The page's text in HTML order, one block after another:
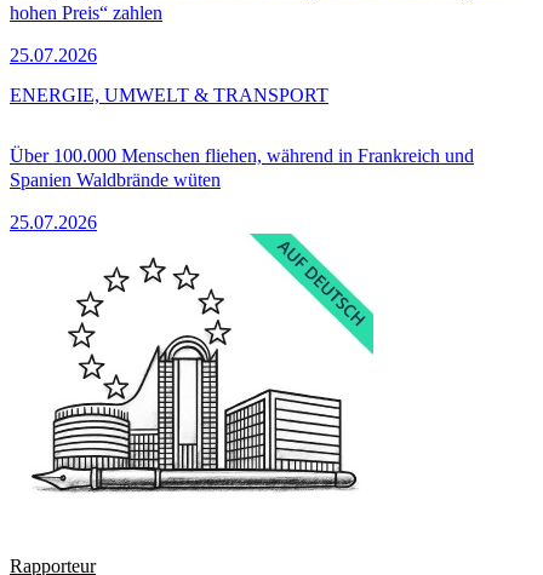
hohen Preis“ zahlen
25.07.2026
Über 100.000 Menschen fliehen, während in Frankreich und
Spanien Waldbrände wüten
25.07.2026
ENERGIE, UMWELT & TRANSPORT
Rapporteur